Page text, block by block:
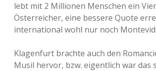
lebt mit 2 Millionen Menschen ein
Österreicher, eine bessere Quote
international wohl nur noch
Klagenfurt brachte auch den
Musil hervor, bzw. eigentlich war das